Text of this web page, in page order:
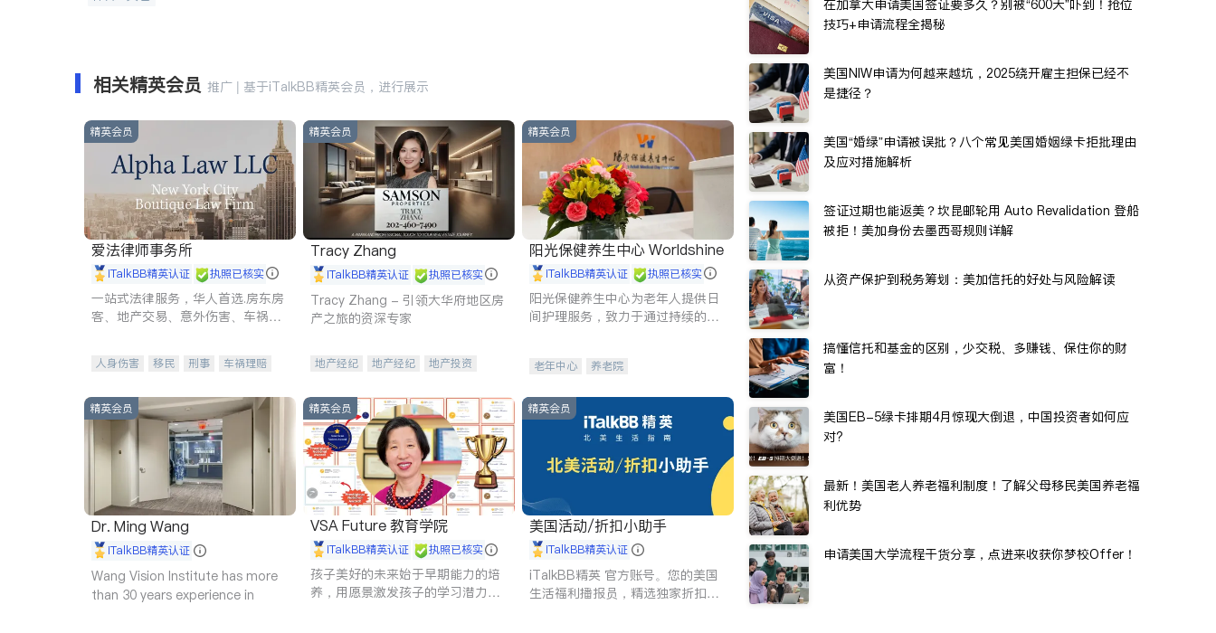
相关精英会员 推广 | 基于iTalkBB精英会员，进行展示
精英会员
爱法律师事务所
iTalkBB精英认证 执照已核实
一站式法律服务，华人首选.房东房
客、地产交易、意外伤害、车祸重
人身伤害 移民 刑事
车祸理赔
商标注册
索赔 律师-其它 保释
精英会员
Tracy Zhang
iTalkBB精英认证 执照已核实
Tracy Zhang - 引领大华府地区房
产之旅的资深专家
地产经纪 地产经纪
地产投资
精英会员
阳光保健养生中心 Worldshine
iTalkBB精英认证 执照已核实
阳光保健养生中心为老年人提供日
间护理服务，致力于通过持续的护
老年中心 养老院
精英会员
Dr. Ming Wang
iTalkBB精英认证
Wang Vision Institute has more
than 30 years experience in
精英会员
VSA Future 教育学院
iTalkBB精英认证 执照已核实
孩子美好的未来始于早期能力的培
养，用愿景激发孩子的学习潜力和
精英会员
美国活动/折扣小助手
iTalkBB精英认证
iTalkBB精英 官方账号。您的美国
生活福利播报员，精选独家折扣、
在加拿大申请美国签证要多久？别被“600天”吓到！抢位
技巧+申请流程全揭秘
美国NIW申请为何越来越坑，2025绕开雇主担保已经不
是捷径？
美国“婚绿”申请被误批？八个常见美国婚姻绿卡拒批理由
及应对措施解析
签证过期也能返美？坎昆邮轮用 Auto Revalidation 登船
被拒！美加身份去墨西哥规则详解
从资产保护到税务筹划：美加信托的好处与风险解读
搞懂信托和基金的区别，少交税、多赚钱、保住你的财
富！
美国EB-5绿卡排期4月惊现大倒退，中国投资者如何应
对?
最新！美国老人养老福利制度！了解父母移民美国养老福
利优势
申请美国大学流程干货分享，点进来收获你梦校Offer！